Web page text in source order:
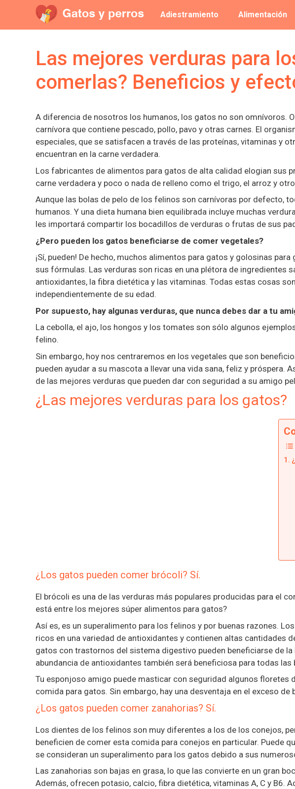
contenido
Adiestramiento Alimentación
Las mejores verduras para
comerlas? Beneficios y
A diferencia de nosotros los humanos, los gatos no son omnívoros.
carnívora que contiene pescado, pollo, pavo y otras carnes. El
especiales, que se satisfacen a través de las proteínas, vitaminas y
encuentran en la carne verdadera.
Los fabricantes de alimentos para gatos de alta calidad elogian sus
carne verdadera y poco o nada de relleno como el trigo, el arroz y
Aunque las bolas de pelo de los felinos son carnívoras por defecto,
humanos. Y una dieta humana bien equilibrada incluye muchas
les importará compartir los bocadillos de verduras o frutas de sus
¿Pero pueden los gatos beneficiarse de comer vegetales?
¡Sí, pueden! De hecho, muchos alimentos para gatos y golosinas
sus fórmulas. Las verduras son ricas en una plétora de ingredientes
antioxidantes, la fibra dietética y las vitaminas. Todas estas cosas
independientemente de su edad.
Por supuesto, hay algunas verduras, que nunca debes dar a tu
La cebolla, el ajo, los hongos y los tomates son sólo algunos
felino.
Sin embargo, hoy nos centraremos en los vegetales que son
pueden ayudar a su mascota a llevar una vida sana, feliz y próspera.
de las mejores verduras que pueden dar con seguridad a su amigo
¿Las mejores verduras para los gatos?
¿Los gatos pueden comer brócoli? Sí.
El brócoli es una de las verduras más populares producidas para el
está entre los mejores súper alimentos para gatos?
Así es, es un superalimento para los felinos y por buenas razones.
ricos en una variedad de antioxidantes y contienen altas cantidades
gatos con trastornos del sistema digestivo pueden beneficiarse de
abundancia de antioxidantes también será beneficiosa para todas las
Tu esponjoso amigo puede masticar con seguridad algunos floretes
comida para gatos. Sin embargo, hay una desventaja en el exceso
¿Los gatos pueden comer zanahorias? Sí.
Los dientes de los felinos son muy diferentes a los de los conejos,
beneficien de comer esta comida para conejos en particular. Puede
se consideran un superalimento para los gatos debido a sus
Las zanahorias son bajas en grasa, lo que las convierte en un gran
Además, ofrecen potasio, calcio, fibra dietética, vitaminas A, C y B6.